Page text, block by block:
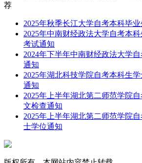
荐
2025年秋季长江大学自考本科毕
2025年中南财经政法大学自考本
考试通知
2024年下半年中南财经政法大学
通知
2025年湖北科技学院自考本科生
通知
2025年上半年湖北第二师范学院
文检查通知
2025年上半年湖北第二师范学院
士学位通知